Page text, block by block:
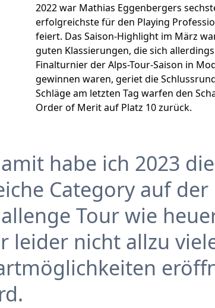
2022 war Mathias Eggenbergers
erfolgreichste für den Playing
feiert. Das Saison-Highlight im März
guten Klassierungen, die sich
Finalturnier der Alps-Tour-Saison in
gewinnen waren, geriet die
Schläge am letzten Tag warfen den
Order of Merit auf Platz 10 zurück.
habe ich 2023 die
Category auf der
Tour wie
leider nicht allzu